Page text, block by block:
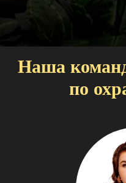
Наша
по